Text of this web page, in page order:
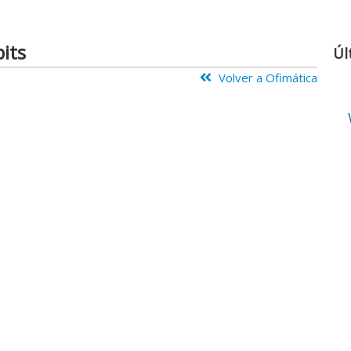
Volver a Ofimática